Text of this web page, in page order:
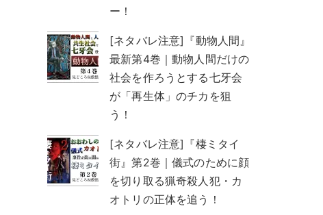
ー！
[ネタバレ注意]『動物人間』
最新第4巻｜動物人間だけの
社会を作ろうとする七牙会
が「再生体」のチカを狙
う！
[ネタバレ注意]『棲ミタイ
街』第2巻｜儀式のために顔
を切り取る猟奇殺人犯・カ
オトリの正体を追う！